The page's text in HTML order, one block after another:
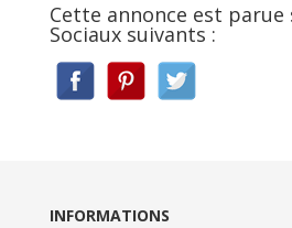
Cette annonce est parue
Sociaux suivants :
INFORMATIONS